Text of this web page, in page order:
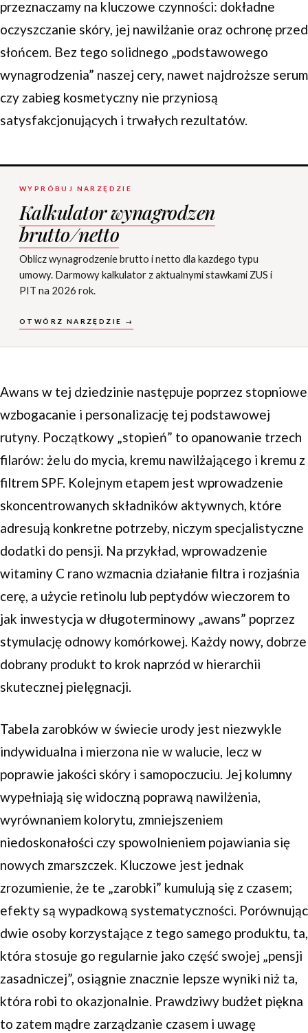
przeznaczamy na kluczowe czynności: dokładne
oczyszczanie skóry, jej nawilżanie oraz ochronę przed
słońcem. Bez tego solidnego „podstawowego
wynagrodzenia” naszej cery, nawet najdroższe serum
czy zabieg kosmetyczny nie przyniosą
satysfakcjonujących i trwałych rezultatów.
WYPRÓBUJ NARZĘDZIE
Kalkulator wynagrodzen
brutto/netto
Oblicz wynagrodzenie brutto i netto dla kazdego typu
umowy. Darmowy kalkulator z aktualnymi stawkami ZUS i
PIT na 2026 rok.
OTWÓRZ NARZĘDZIE →
Awans w tej dziedzinie następuje poprzez stopniowe
wzbogacanie i personalizację tej podstawowej
rutyny. Początkowy „stopień” to opanowanie trzech
filarów: żelu do mycia, kremu nawilżającego i kremu z
filtrem SPF. Kolejnym etapem jest wprowadzenie
skoncentrowanych składników aktywnych, które
adresują konkretne potrzeby, niczym specjalistyczne
dodatki do pensji. Na przykład, wprowadzenie
witaminy C rano wzmacnia działanie filtra i rozjaśnia
cerę, a użycie retinolu lub peptydów wieczorem to
jak inwestycja w długoterminowy „awans” poprzez
stymulację odnowy komórkowej. Każdy nowy, dobrze
dobrany produkt to krok naprzód w hierarchii
skutecznej pielęgnacji.
Tabela zarobków w świecie urody jest niezwykle
indywidualna i mierzona nie w walucie, lecz w
poprawie jakości skóry i samopoczuciu. Jej kolumny
wypełniają się widoczną poprawą nawilżenia,
wyrównaniem kolorytu, zmniejszeniem
niedoskonałości czy spowolnieniem pojawiania się
nowych zmarszczek. Kluczowe jest jednak
zrozumienie, że te „zarobki” kumulują się z czasem;
efekty są wypadkową systematyczności. Porównując
dwie osoby korzystające z tego samego produktu, ta,
która stosuje go regularnie jako część swojej „pensji
zasadniczej”, osiągnie znacznie lepsze wyniki niż ta,
która robi to okazjonalnie. Prawdziwy budżet piękna
to zatem mądre zarządzanie czasem i uwagę